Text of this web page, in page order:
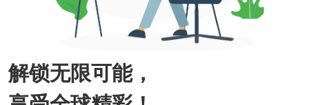
解锁无限可能，